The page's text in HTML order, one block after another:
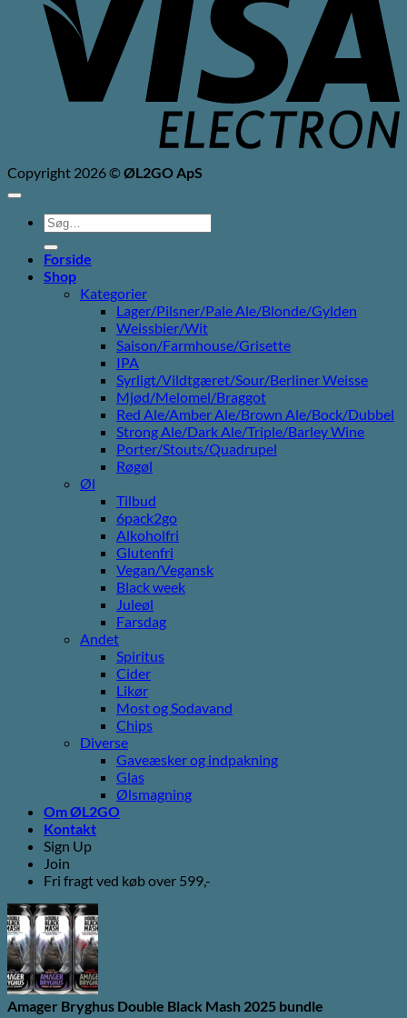
Copyright 2026 ©ØL2GO ApS
Søg
efter:
Forside
Shop
Kategorier
Lager/Pilsner/Pale Ale/Blonde/Gylden
Weissbier/Wit
Saison/Farmhouse/Grisette
IPA
Syrligt/Vildtgæret/Sour/Berliner Weisse
Mjød/Melomel/Braggot
Red Ale/Amber Ale/Brown Ale/Bock/Dubbel
Strong Ale/Dark Ale/Triple/Barley Wine
Porter/Stouts/Quadrupel
Røgøl
Øl
Tilbud
6pack2go
Alkoholfri
Glutenfri
Vegan/Vegansk
Black week
Juleøl
Farsdag
Andet
Spiritus
Cider
Likør
Most og Sodavand
Chips
Diverse
Gaveæsker og indpakning
Glas
Ølsmagning
Om ØL2GO
Kontakt
Sign Up
Join
Fri fragt ved køb over 599,-
Amager Bryghus Double Black Mash 2025 bundle